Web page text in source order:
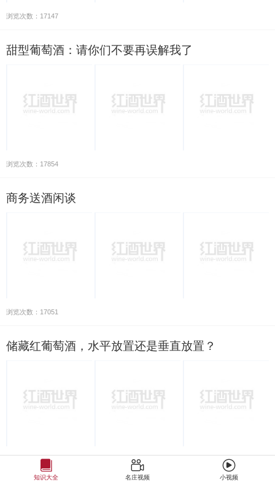
浏览次数：17147
甜型葡萄酒：请你们不要再误解我了
浏览次数：17854
商务送酒闲谈
浏览次数：17051
储藏红葡萄酒，水平放置还是垂直放置？
浏览次数：27848
知识大全 名庄视频 小视频